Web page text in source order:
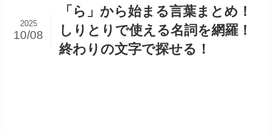
「ら」から始まる言葉まとめ！
しりとりで使える名詞を網羅！
終わりの文字で探せる！
2025
10/08